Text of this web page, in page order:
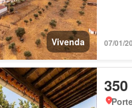
Vivenda 07/01/